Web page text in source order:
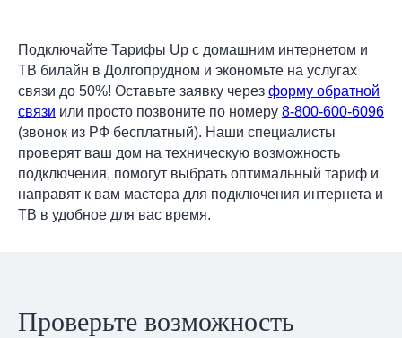
Подключайте Тарифы Up с домашним интернетом и
ТВ билайн в Долгопрудном и экономьте на услугах
связи до 50%! Оставьте заявку через форму обратной
связи или просто позвоните по номеру 8-800-600-6096
(звонок из РФ бесплатный). Наши специалисты
проверят ваш дом на техническую возможность
подключения, помогут выбрать оптимальный тариф и
направят к вам мастера для подключения интернета и
ТВ в удобное для вас время.
Проверьте возможность